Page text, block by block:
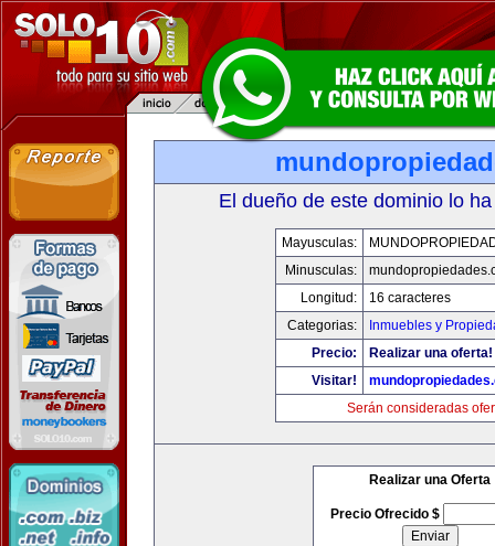
El dueño de este dominio lo
Mayusculas:
Minusculas:
Longitud:
16 caracteres
Categorias:
Inmuebles y
Precio:
Realizar una oferta!
Visitar!
Serán consideradas
Realizar una Oferta
Precio Ofrecido $